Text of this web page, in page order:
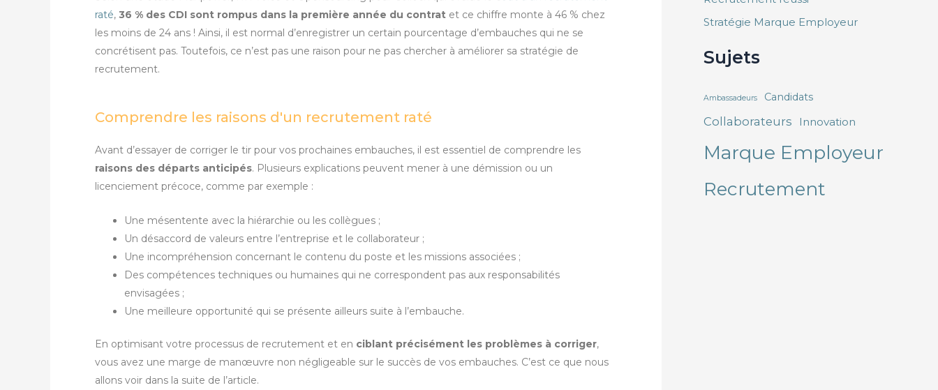
raté, 36 % des CDI sont rompus dans la première année du contrat et ce chiffre monte à 46 % chez
les moins de 24 ans ! Ainsi, il est normal d’enregistrer un certain pourcentage d’embauches qui ne se
concrétisent pas. Toutefois, ce n’est pas une raison pour ne pas chercher à améliorer sa stratégie de
recrutement.
Comprendre les raisons d'un recrutement raté
Avant d’essayer de corriger le tir pour vos prochaines embauches, il est essentiel de comprendre les
raisons des départs anticipés. Plusieurs explications peuvent mener à une démission ou un
licenciement précoce, comme par exemple :
Une mésentente avec la hiérarchie ou les collègues ;
Un désaccord de valeurs entre l’entreprise et le collaborateur ;
Une incompréhension concernant le contenu du poste et les missions associées ;
Des compétences techniques ou humaines qui ne correspondent pas aux responsabilités
envisagées ;
Une meilleure opportunité qui se présente ailleurs suite à l’embauche.
En optimisant votre processus de recrutement et en ciblant précisément les problèmes à corriger,
vous avez une marge de manœuvre non négligeable sur le succès de vos embauches. C’est ce que nous
allons voir dans la suite de l’article.
Stratégie Marque Employeur
Sujets
Ambassadeurs Candidats
Collaborateurs Innovation
Marque Employeur
Recrutement